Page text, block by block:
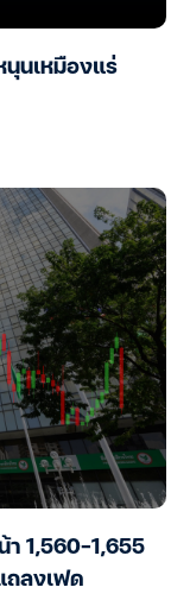
นุนเหมืองแร่
า 1,560-1,655
ถลงเฟด